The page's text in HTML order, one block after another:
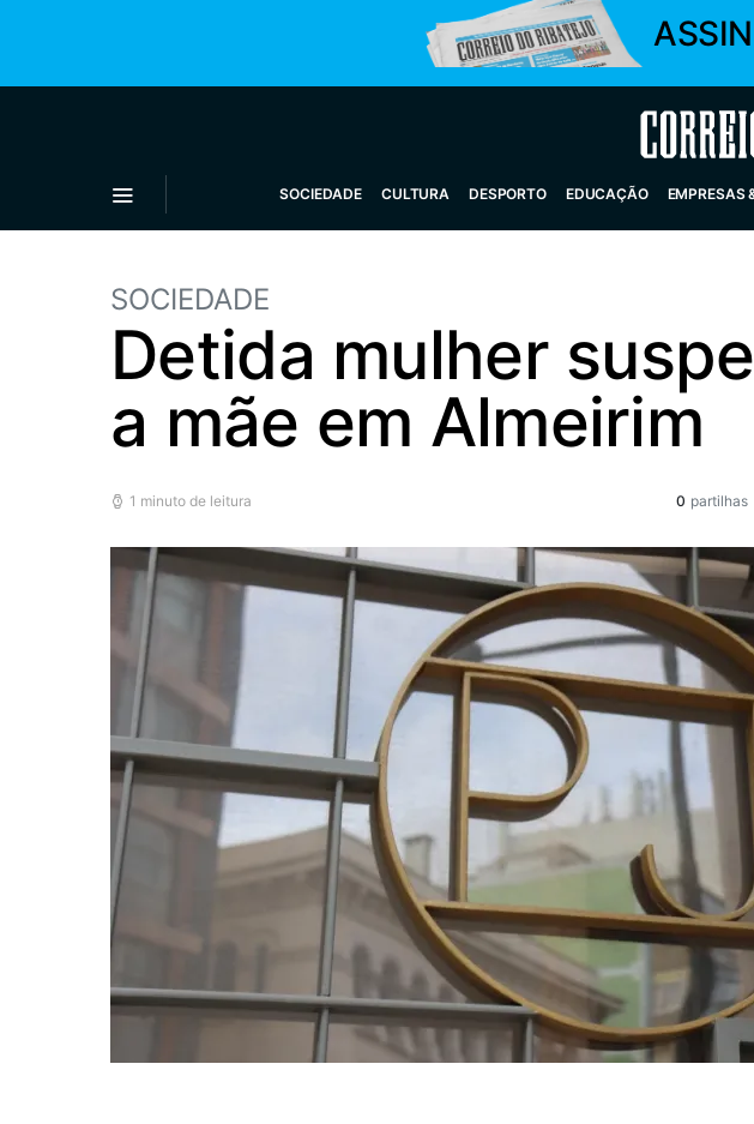
Correio
SOCIEDADE CULTURA DESPORTO EDUCAÇÃO EMPRESAS
SOCIEDADE
Detida mulher
a mãe em Almeirim
1 minuto de leitura 0 partilhas